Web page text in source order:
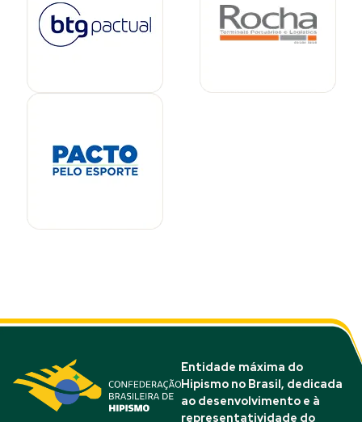
Entidade máxima do
Hipismo no Brasil, dedicada
ao desenvolvimento e à
representatividade do